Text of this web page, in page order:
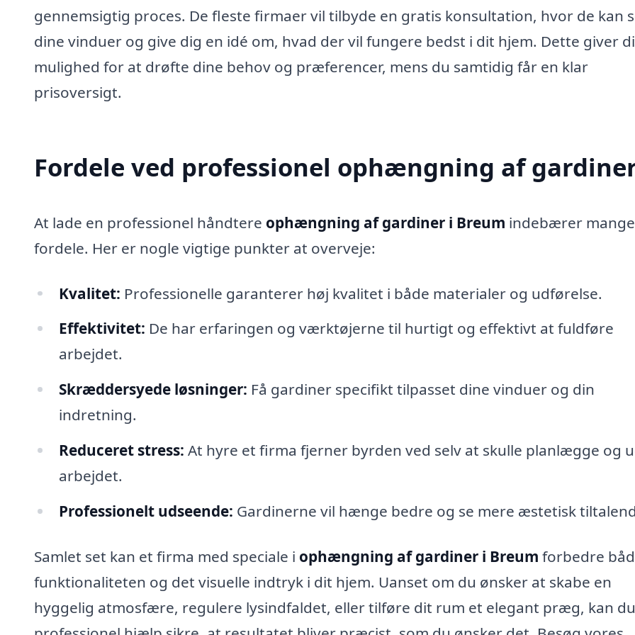
gennemsigtig proces. De fleste firmaer vil tilbyde en gratis konsultation, hvor de kan
dine vinduer og give dig en idé om, hvad der vil fungere bedst i dit hjem. Dette giver
mulighed for at drøfte dine behov og præferencer, mens du samtidig får en klar
prisoversigt.
Fordele ved professionel ophængning af
At lade en professionel håndtere ophængning af gardiner i Breum indebærer mange
fordele. Her er nogle vigtige punkter at overveje:
Kvalitet: Professionelle garanterer høj kvalitet i både materialer og udførelse.
Effektivitet: De har erfaringen og værktøjerne til hurtigt og effektivt at fuldføre
arbejdet.
Skræddersyede løsninger: Få gardiner specifikt tilpasset dine vinduer og din
indretning.
Reduceret stress: At hyre et firma fjerner byrden ved selv at skulle planlægge og
arbejdet.
Professionelt udseende: Gardinerne vil hænge bedre og se mere æstetisk
Samlet set kan et firma med speciale i ophængning af gardiner i Breum forbedre
funktionaliteten og det visuelle indtryk i dit hjem. Uanset om du ønsker at skabe en
hyggelig atmosfære, regulere lysindfaldet, eller tilføre dit rum et elegant præg, kan